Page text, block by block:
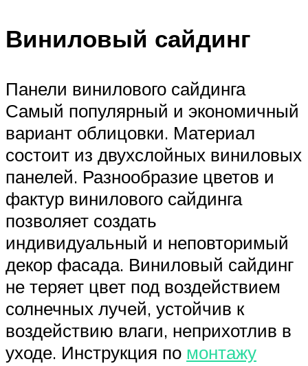
Виниловый сайдинг
Панели винилового сайдинга
Самый популярный и экономичный
вариант облицовки. Материал
состоит из двухслойных виниловых
панелей. Разнообразие цветов и
фактур винилового сайдинга
позволяет создать
индивидуальный и неповторимый
декор фасада. Виниловый сайдинг
не теряет цвет под воздействием
солнечных лучей, устойчив к
воздействию влаги, неприхотлив в
уходе. Инструкция по монтажу